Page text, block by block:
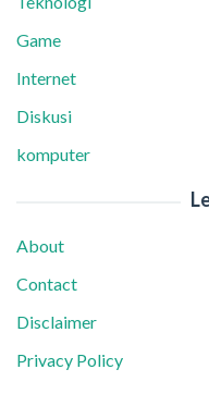
Game
Internet
Diskusi
komputer
About
Contact
Disclaimer
Privacy Policy